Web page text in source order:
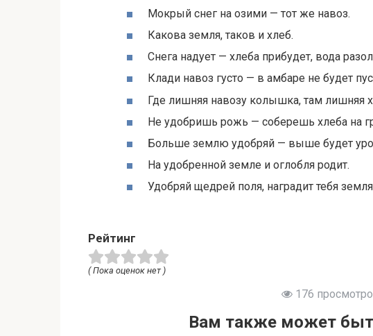
Мокрый снег на озими — тот же навоз.
Какова земля, таков и хлеб.
Снега надует — хлеба прибудет, вода
Клади навоз густо — в амбаре не будет
Где лишняя навозу колышка, там лишняя
Не удобришь рожь — соберешь хлеба на
Больше землю удобряй — выше будет
На удобренной земле и оглобля родит.
Удобряй щедрей поля, наградит тебя
Рейтинг
( Пока оценок нет )
176
Вам также может